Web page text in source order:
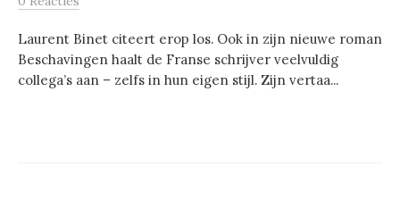
Laurent Binet citeert erop los. Ook in zijn nieuwe roman
Beschavingen haalt de Franse schrijver veelvuldig
collega’s aan – zelfs in hun eigen stijl. Zijn vertaa...